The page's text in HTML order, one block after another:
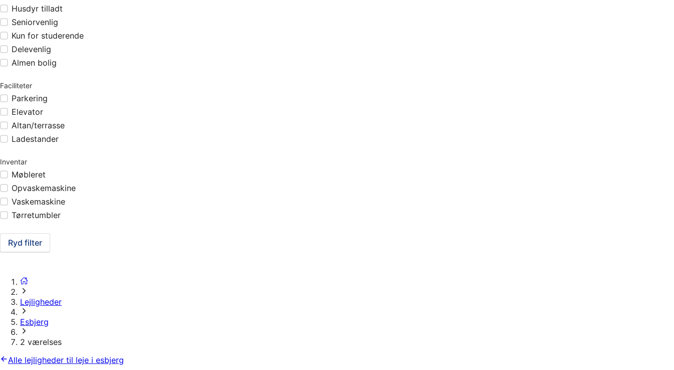
Husdyr tilladt
Seniorvenlig
Kun for studerende
Delevenlig
Almen bolig
Faciliteter
Parkering
Elevator
Altan/terrasse
Ladestander
Inventar
Møbleret
Opvaskemaskine
Vaskemaskine
Tørretumbler
Ryd filter
Lejligheder
Esbjerg
2 værelses
Alle lejligheder til leje i esbjerg